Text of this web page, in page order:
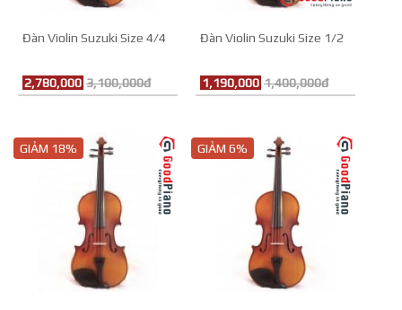
Đàn Violin Suzuki Size 4/4
2,780,000 3,100,000đ
Đàn Violin Suzuki Size 1/2
1,190,000 1,400,000đ
GIẢM 18% GIẢM 6%